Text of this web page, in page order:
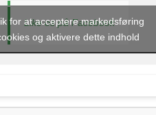
Like os på Facebook
for at acceptere markedsføring
og aktivere dette indhold